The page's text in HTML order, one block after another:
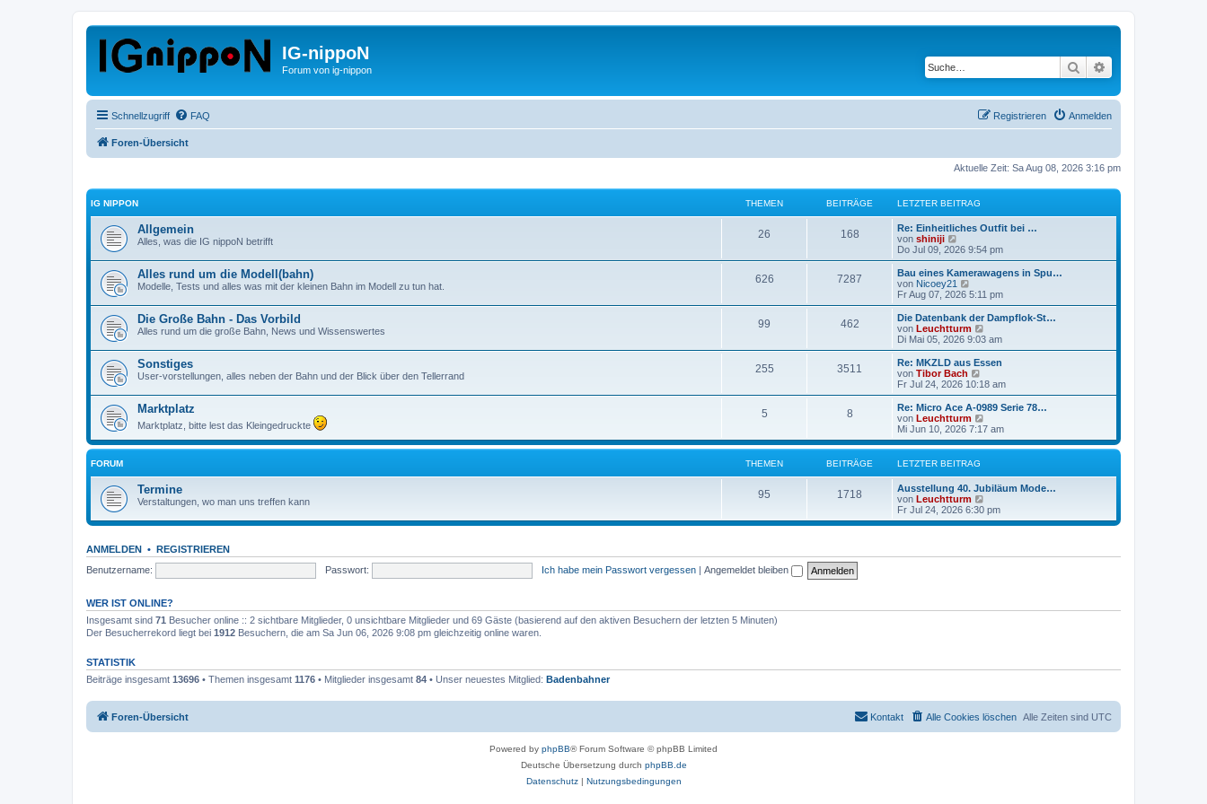
IG-nippoN
Forum von ig-nippon Suche
Schnellzugriff FAQ Anmelden
Registrieren
Foren-Übersicht
Aktuelle Zeit: Sa Aug 08, 2026 3:16 pm
IG NIPPON THEMEN BEITRÄGE LETZTER BEITRAG
Allgemein
Alles, was die IG nippoN betrifft
26 168
Re: Einheitliches Outfit bei …
von shiniji
e
u
e
s
t
r
B
e
i
r
a
g
Do Jul 09, 2026 9:54 pm
Alles rund um die Modell(bahn)
Modelle, Tests und alles was mit der kleinen Bahn im Modell zu tun hat.
626 7287
Bau eines Kamerawagens in Spu…
von Nicoey21
e
u
e
s
t
r
B
e
i
r
a
g
Fr Aug 07, 2026 5:11 pm
Die Große Bahn - Das Vorbild
Alles rund um die große Bahn, News und Wissenswertes
99 462
Die Datenbank der Dampflok-St…
von Leuchtturm
e
u
e
t
r
B
e
i
t
g
Di Mai 05, 2026 9:03 am
Sonstiges
User-vorstellungen, alles neben der Bahn und der Blick über den Tellerrand
255 3511
Re: MKZLD aus Essen
von Tibor Bach
e
u
e
s
t
r
i
t
r
a
g
Fr Jul 24, 2026 10:18 am
Marktplatz
Marktplatz, bitte lest das Kleingedruckte
5 8
Re: Micro Ace A-0989 Serie 78…
von Leuchtturm
e
u
e
r
e
i
a
Mi Jun 10, 2026 7:17 am
FORUM THEMEN BEITRÄGE LETZTER BEITRAG
Termine
Verstaltungen, wo man uns treffen kann
95 1718
Ausstellung 40. Jubiläum Mode…
von Leuchtturm
e
u
Fr Jul 24, 2026 6:30 pm
ANMELDEN • REGISTRIEREN
Benutzername:
Passwort: Ich habe mein Passwort vergessen | Angemeldet bleiben
WER IST ONLINE?
Insgesamt sind 71 Besucher online :: 2 sichtbare Mitglieder, 0 unsichtbare Mitglieder und 69 Gäste (basierend auf den aktiven Besuchern der letzten 5 Minuten)
Der Besucherrekord liegt bei 1912 Besuchern, die am Sa Jun 06, 2026 9:08 pm gleichzeitig online waren.
STATISTIK
Beiträge insgesamt 13696 • Themen insgesamt 1176 • Mitglieder insgesamt 84 • Unser neuestes Mitglied: Badenbahner
Foren-Übersicht Alle Zeiten sind UTC
Alle Cookies löschen
Kontakt
Powered by phpBB® Forum Software © phpBB Limited
Deutsche Übersetzung durch phpBB.de
Datenschutz| Nutzungsbedingungen